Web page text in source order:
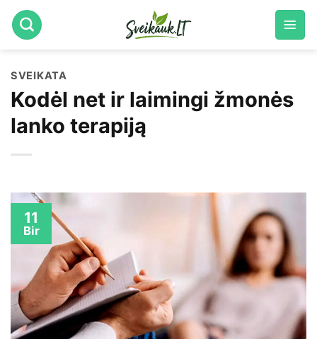
Skip
to
SVEIKATA
Kodėl net ir laimingi žmonės
lanko terapiją
11
Bir